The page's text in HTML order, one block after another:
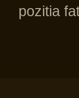
pozitia